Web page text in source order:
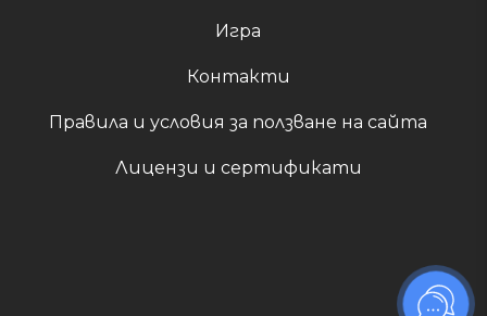
Игра
Контакти
Правила и условия за ползване на сайта
Лицензи и сертификати